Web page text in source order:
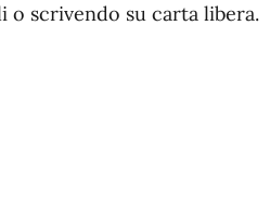
scrivendo su carta libera.